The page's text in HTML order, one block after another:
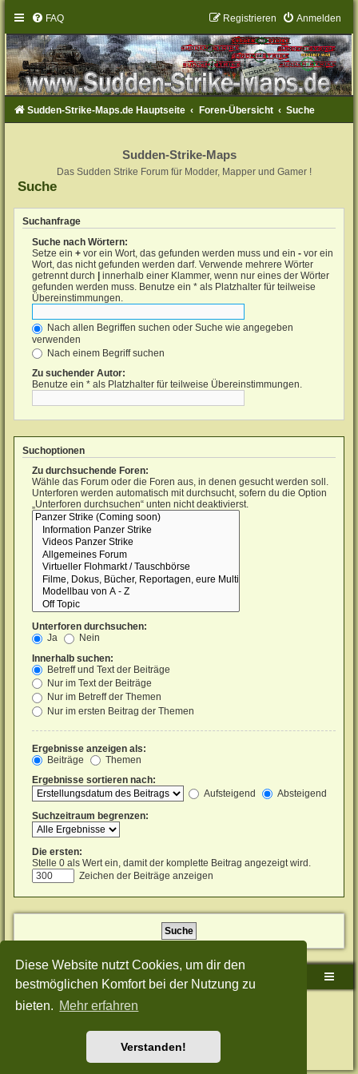
Diese Website nutzt Cookies, um dir den
bestmöglichen Komfort bei der Nutzung zu
bieten. Mehr erfahren
Verstanden!
FAQ Anmelden
Registrieren
Sudden-Strike-Maps.de Hauptseite Foren-Übersicht Suche
Sudden-Strike-Maps
Das Sudden Strike Forum für Modder, Mapper und Gamer !
Suche
Suchanfrage
Suche nach Wörtern:
Setze ein+ vor ein Wort, das gefunden werden muss und ein- vor ein
Wort, das nicht gefunden werden darf. Verwende mehrere Wörter
getrennt durch
innerhalb einer Klammer, wenn nur eines der Wörter
gefunden werden muss. Benutze ein * als Platzhalter für teilweise
Übereinstimmungen.
Nach allen Begriffen suchen oder Suche wie angegeben
verwenden
Nach einem Begriff suchen
Zu suchender Autor:
Benutze ein * als Platzhalter für teilweise Übereinstimmungen.
Suchoptionen
Zu durchsuchende Foren:
Wähle das Forum oder die Foren aus, in denen gesucht werden soll.
Unterforen werden automatisch mit durchsucht, sofern du die Option
„Unterforen durchsuchen“ unten nicht deaktivierst.
Unterforen durchsuchen:
Ja
Nein
Innerhalb suchen:
Betreff und Text der Beiträge
Nur im Text der Beiträge
Nur im Betreff der Themen
Nur im ersten Beitrag der Themen
Ergebnisse anzeigen als:
Beiträge
Themen
Ergebnisse sortieren nach:
Aufsteigend
Absteigend
Suchzeitraum begrenzen:
Die ersten:
Stelle 0 als Wert ein, damit der komplette Beitrag angezeigt wird.
Zeichen der Beiträge anzeigen
Sudden-Strike-Maps.de Hauptseite Foren-Übersicht
Powered byphpBB® Forum Software © phpBB Limited
Style: Green-Style-Split by Joyce&LunaphpBB-Style-Design
Nutzungsbedingungen